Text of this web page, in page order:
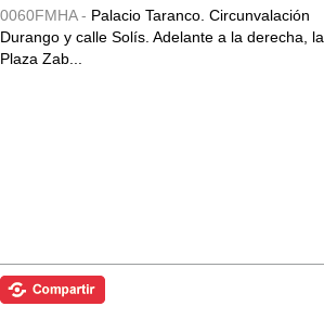
0060FMHA - Palacio Taranco. Circunvalación
Durango y calle Solís. Adelante a la derecha, la
Plaza Zab...